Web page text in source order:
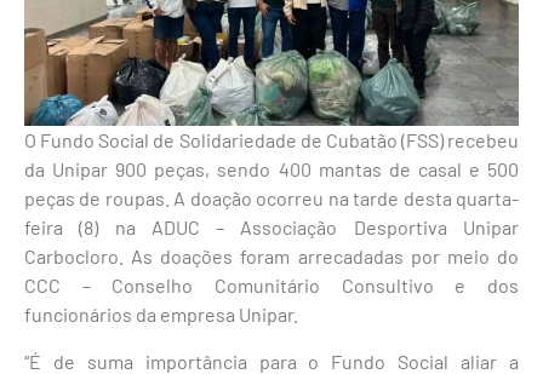
O Fundo Social de Solidariedade de Cubatão (FSS) recebeu
da Unipar 900 peças, sendo 400 mantas de casal e 500
peças de roupas. A doação ocorreu na tarde desta quarta-
feira (8) na ADUC – Associação Desportiva Unipar
Carbocloro. As doações foram arrecadadas por meio do
CCC – Conselho Comunitário Consultivo e dos
funcionários da empresa Unipar.
“É de suma importância para o Fundo Social aliar a